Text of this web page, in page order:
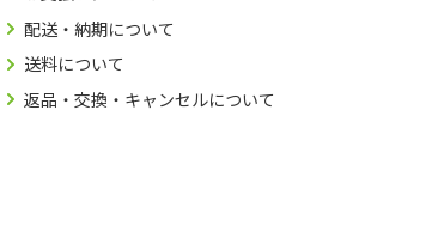
配送・納期について
送料について
返品・交換・キャンセルについて